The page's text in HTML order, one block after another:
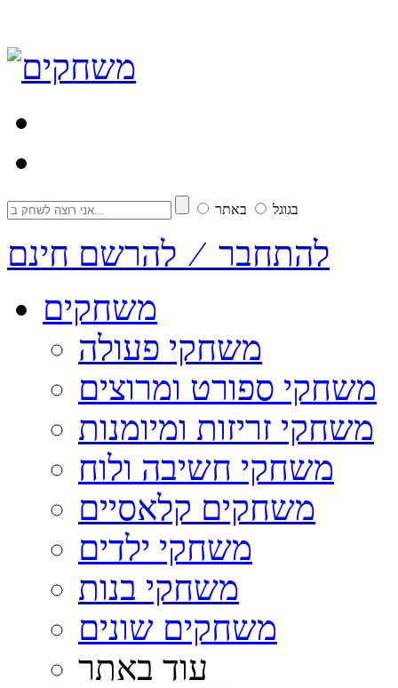
בגוגל באתר
להתחבר ⁄ להרשם חינם
משחקים
משחקי פעולה
משחקי ספורט ומרוצים
משחקי זריזות ומיומנות
משחקי חשיבה ולוח
משחקים קלאסיים
משחקי ילדים
משחקי בנות
משחקים שונים
עוד באתר